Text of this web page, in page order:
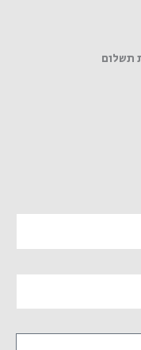
תשלום